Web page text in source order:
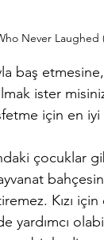
Never Laughed
baş
ister
için en
çocuklar
Kızı
yardımcı